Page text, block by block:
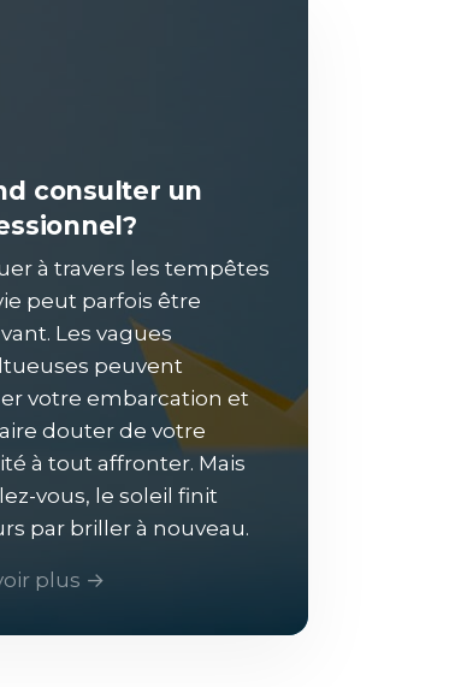
consulter un
à travers les tempêtes
peut parfois être
Les vagues
peuvent
votre embarcation et
douter de votre
à tout affronter. Mais
vous, le soleil finit
par briller à nouveau.
plus →